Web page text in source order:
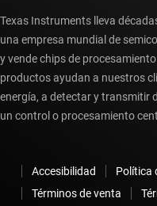
Texas Instruments lleva
una empresa mundial de
y vende chips de
productos ayudan a nuestros
energía, a detectar y transmitir
un control o procesamiento
Accesibilidad Política
Términos de venta